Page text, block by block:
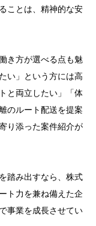
ことは、精神的な安
き方が選べる点も魅
い」という方には高
と両立したい」「体
のルート配送を提案
り添った案件紹介が
踏み出すなら、株式
ト力を兼ね備えた企
事業を成長させてい